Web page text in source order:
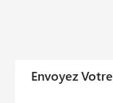
Envoyez